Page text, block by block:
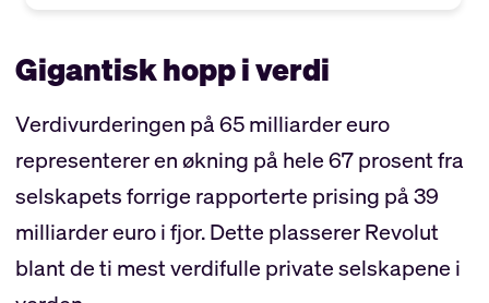
Gigantisk hopp i verdi
Verdivurderingen på 65 milliarder euro
representerer en økning på hele 67 prosent fra
selskapets forrige rapporterte prising på 39
milliarder euro i fjor. Dette plasserer Revolut
blant de ti mest verdifulle private selskapene i